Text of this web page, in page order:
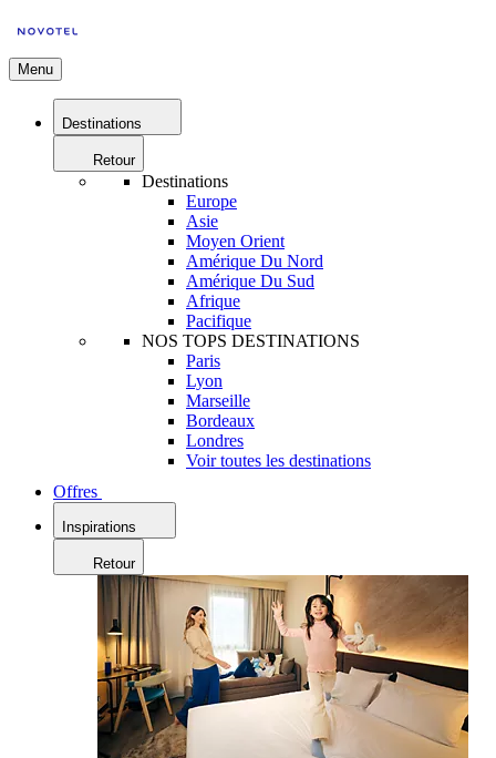
Menu
Destinations
Retour
Destinations
Europe
Asie
Moyen Orient
Amérique Du Nord
Amérique Du Sud
Afrique
Pacifique
NOS TOPS DESTINATIONS
Paris
Lyon
Marseille
Bordeaux
Londres
Voir toutes les destinations
Offres
Inspirations
Retour